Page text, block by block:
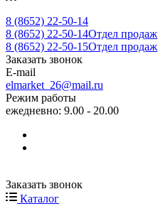
8 (8652) 22-50-14
8 (8652) 22-50-14Отдел продаж
8 (8652) 22-50-15Отдел продаж
Заказать звонок
E-mail
elmarket_26@mail.ru
Режим работы
ежедневно: 9.00 - 20.00
Заказать звонок
Каталог